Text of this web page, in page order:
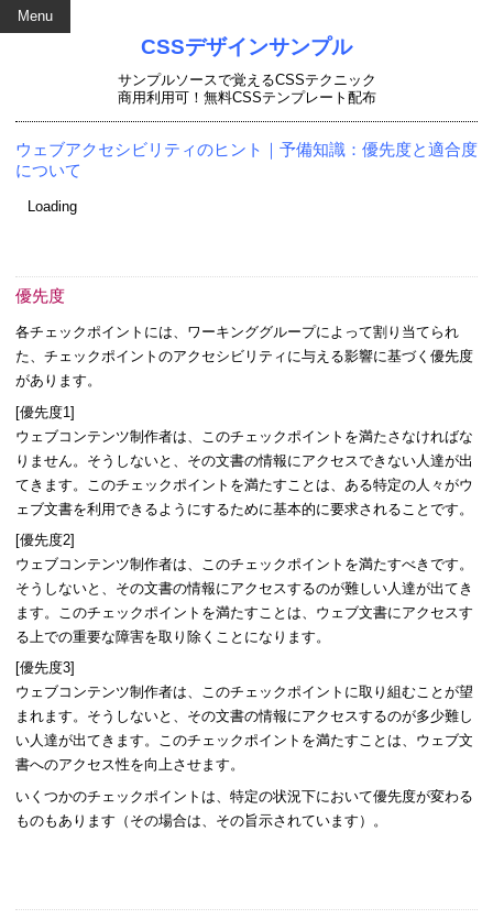
Menu
CSSデザインサンプル
サンプルソースで覚えるCSSテクニック
商用利用可！無料CSSテンプレート配布
ウェブアクセシビリティのヒント｜予備知識：優先度と適合度
について
Loading
優先度
各チェックポイントには、ワーキンググループによって割り当てられ
た、チェックポイントのアクセシビリティに与える影響に基づく優先度
があります。
[優先度1]
ウェブコンテンツ制作者は、このチェックポイントを満たさなければな
りません。 そうしないと、その文書の情報にアクセスできない人達が出
てきます。このチェックポイントを満たすことは、ある特定の人々がウ
ェブ文書を利用できるようにするために基本的に要求されることです。
[優先度2]
ウェブコンテンツ制作者は、このチェックポイントを満たすべきです。
そうしないと、その文書の情報にアクセスするのが難しい人達が出てき
ます。このチェックポイントを満たすことは、ウェブ文書にアクセスす
る上での重要な障害を取り除くことになります。
[優先度3]
ウェブコンテンツ制作者は、このチェックポイントに取り組むことが望
まれます。 そうしないと、その文書の情報にアクセスするのが多少難し
い人達が出てきます。このチェックポイントを満たすことは、ウェブ文
書へのアクセス性を向上させます。
いくつかのチェックポイントは、特定の状況下において優先度が変わる
ものもあります（その場合は、その旨示されています）。